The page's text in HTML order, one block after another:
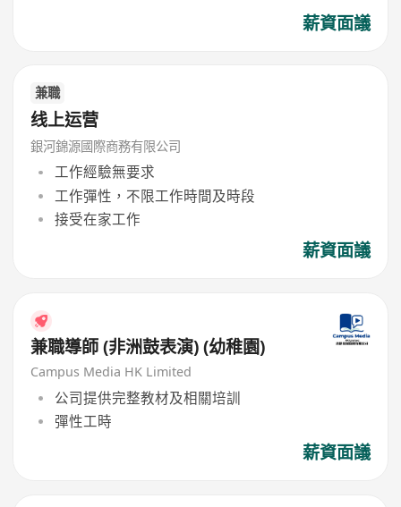
薪資面議
兼職
线上运营
銀河錦源國際商務有限公司
工作經驗無要求
工作彈性，不限工作時間及時段
接受在家工作
薪資面議
兼職導師 (非洲鼓表演) (幼稚園)
Campus Media HK Limited
公司提供完整教材及相關培訓
彈性工時
薪資面議